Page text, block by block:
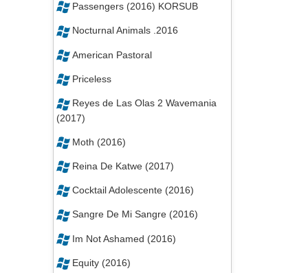
Passengers (2016) KORSUB
Nocturnal Animals .2016
American Pastoral
Priceless
Reyes de Las Olas 2 Wavemania
(2017)
Moth (2016)
Reina De Katwe (2017)
Cocktail Adolescente (2016)
Sangre De Mi Sangre (2016)
Im Not Ashamed (2016)
Equity (2016)